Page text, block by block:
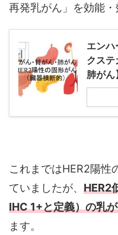
再発乳がん」を効能・
エンハ
クス
肺がん】
これまではHER2陽性
ていましたが、 HER2
IHC 1+と定義）の乳
ます。